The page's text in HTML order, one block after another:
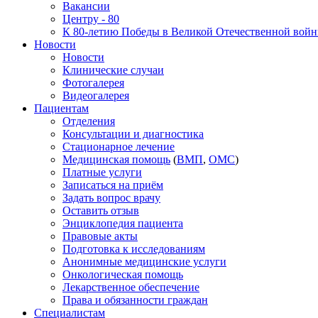
Вакансии
Центру - 80
К 80-летию Победы в Великой Отечественной
Новости
Новости
Клинические случаи
Фотогалерея
Видеогалерея
Пациентам
Отделения
Консультации и диагностика
Стационарное лечение
Медицинская помощь (ВМП, ОМС)
Платные услуги
Записаться на приём
Задать вопрос врачу
Оставить отзыв
Энциклопедия пациента
Правовые акты
Подготовка к исследованиям
Анонимные медицинские услуги
Онкологическая помощь
Лекарственное обеспечение
Права и обязанности граждан
Специалистам